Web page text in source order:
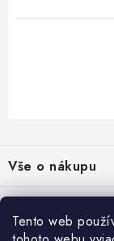
Tento web
p
a
Vše o nákupu
Doprava a platba
Vrácení a výměna